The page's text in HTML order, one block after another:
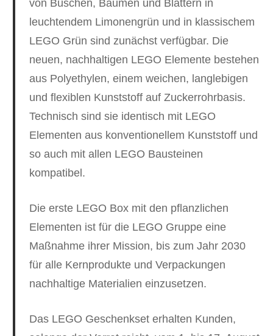
von Büschen, Bäumen und Blättern in
leuchtendem Limonengrün und in klassischem
LEGO Grün sind zunächst verfügbar. Die
neuen, nachhaltigen LEGO Elemente bestehen
aus Polyethylen, einem weichen, langlebigen
und flexiblen Kunststoff auf Zuckerrohrbasis.
Technisch sind sie identisch mit LEGO
Elementen aus konventionellem Kunststoff und
so auch mit allen LEGO Bausteinen
kompatibel.
Die erste LEGO Box mit den pflanzlichen
Elementen ist für die LEGO Gruppe eine
Maßnahme ihrer Mission, bis zum Jahr 2030
für alle Kernprodukte und Verpackungen
nachhaltige Materialien einzusetzen.
Das LEGO Geschenkset erhalten Kunden,